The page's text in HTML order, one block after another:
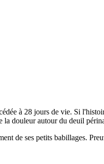
à 28 jours de vie. Si
douleur autour du deuil
de ses petits babillages.